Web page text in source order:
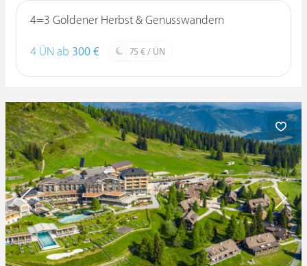
4=3 Goldener Herbst & Genusswandern
4 ÜN ab 300 € 75 € / ÜN